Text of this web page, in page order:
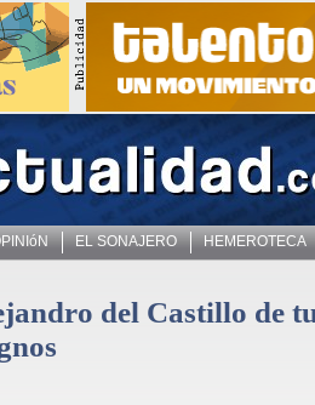
EL SONAJERO HEMEROTECA
del Castillo de